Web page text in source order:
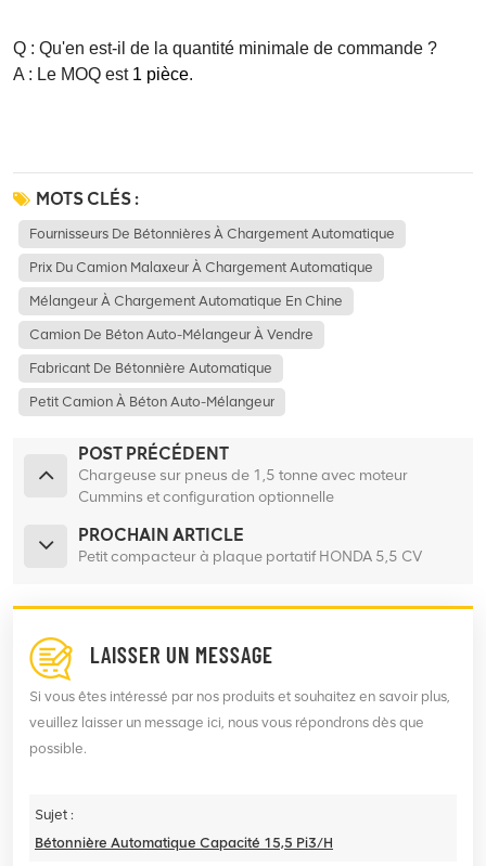
Q : Qu'en est-il de la quantité minimale de commande ?
A : Le MOQ est 1 pièce.
MOTS CLÉS :
Fournisseurs De Bétonnières À Chargement Automatique
Prix Du Camion Malaxeur À Chargement Automatique
Mélangeur À Chargement Automatique En Chine
Camion De Béton Auto-Mélangeur À Vendre
Fabricant De Bétonnière Automatique
Petit Camion À Béton Auto-Mélangeur
POST PRÉCÉDENT
Chargeuse sur pneus de 1,5 tonne avec moteur
Cummins et configuration optionnelle
PROCHAIN ARTICLE
Petit compacteur à plaque portatif HONDA 5,5 CV
LAISSER UN MESSAGE
Si vous êtes intéressé par nos produits et souhaitez en savoir plus,
veuillez laisser un message ici, nous vous répondrons dès que
possible.
Sujet :
Bétonnière Automatique Capacité 15,5 Pi3/h